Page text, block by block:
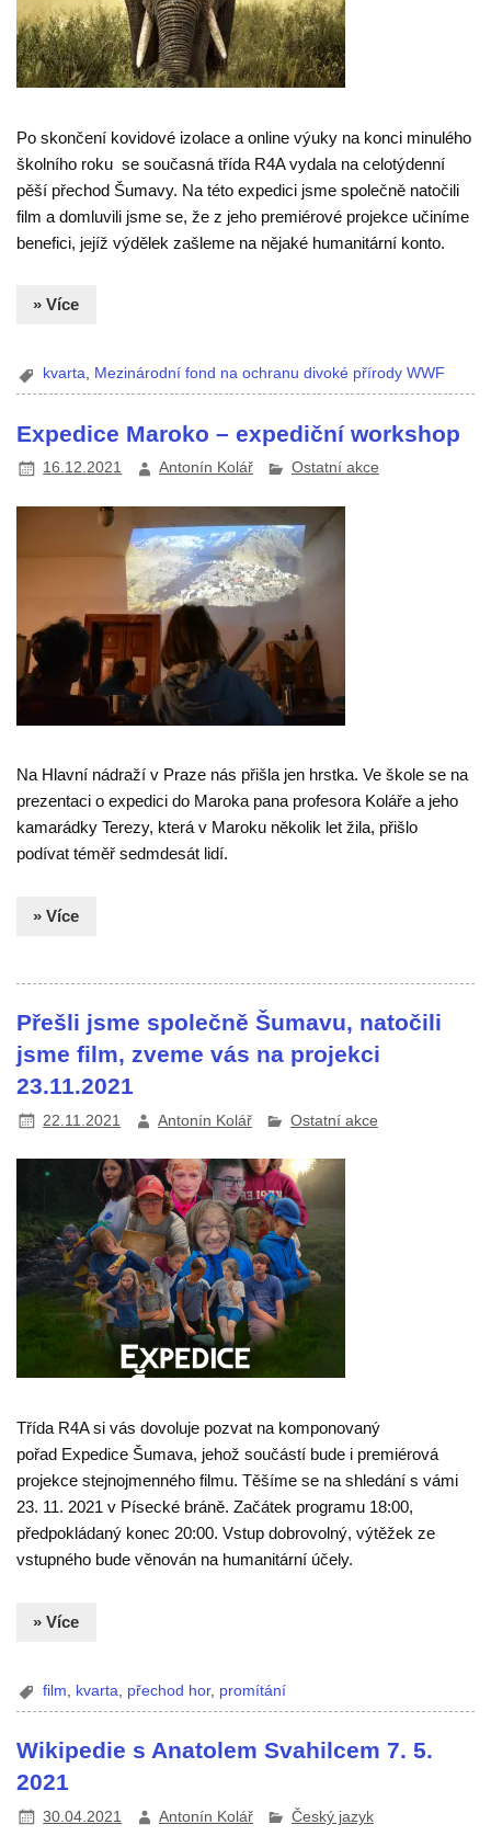
Po skončení kovidové izolace a online výuky na konci minulého
školního roku se současná třída R4A vydala na celotýdenní
pěší přechod Šumavy. Na této expedici jsme společně natočili
film a domluvili jsme se, že z jeho premiérové projekce učiníme
benefici, jejíž výdělek zašleme na nějaké humanitární konto.
» Více
kvarta, Mezinárodní fond na ochranu divoké přírody WWF
Expedice Maroko – expediční workshop
16.12.2021 Antonín Kolář Ostatní akce
Na Hlavní nádraží v Praze nás přišla jen hrstka. Ve škole se na
prezentaci o expedici do Maroka pana profesora Koláře a jeho
kamarádky Terezy, která v Maroku několik let žila, přišlo
podívat téměř sedmdesát lidí.
» Více
Přešli jsme společně Šumavu, natočili
jsme film, zveme vás na projekci
23.11.2021
22.11.2021 Antonín Kolář Ostatní akce
Třída R4A si vás dovoluje pozvat na komponovaný
pořad Expedice Šumava, jehož součástí bude i premiérová
projekce stejnojmenného filmu. Těšíme se na shledání s vámi
23. 11. 2021 v Písecké bráně. Začátek programu 18:00,
předpokládaný konec 20:00. Vstup dobrovolný, výtěžek ze
vstupného bude věnován na humanitární účely.
» Více
film kvarta přechod hor, promítání
Wikipedie s Anatolem Svahilcem 7. 5.
2021
30.04.2021 Antonín Kolář Český jazyk